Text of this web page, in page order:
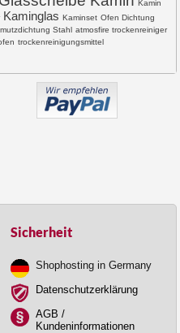
Kamin
Kaminglas Kaminset Ofen Dichtung
Stahl atmosfire trockenreiniger
trockenreinigungsmittel
Sicherheit
Shophosting in Germany
Datenschutzerklärung
AGB /
Kundeninformationen